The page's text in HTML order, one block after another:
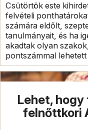
Csütörtök este
felvételi
számára eldőlt,
tanulmányait, és ha
akadtak olyan
pontszámmal
Lehet, hogy
felnőttkori